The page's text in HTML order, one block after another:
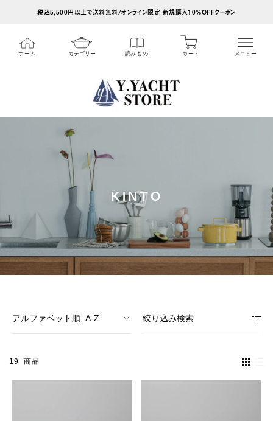
動
す
る
税込5,500円以上で送料無料/オンライン限定 新規購入10%OFFクーポン
ホーム カテゴリー 読みもの カート メニュー
KINTO
アルファベット順, A-Z 絞り込み検索
19 商品